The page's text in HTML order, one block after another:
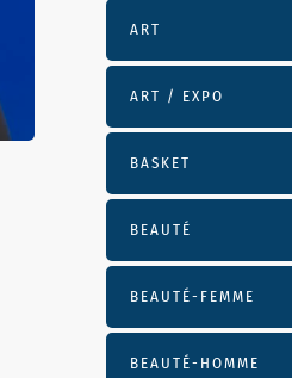
ART
ART / EXPO
BASKET
BEAUTÉ
BEAUTÉ-FEMME
BEAUTÉ-HOMME